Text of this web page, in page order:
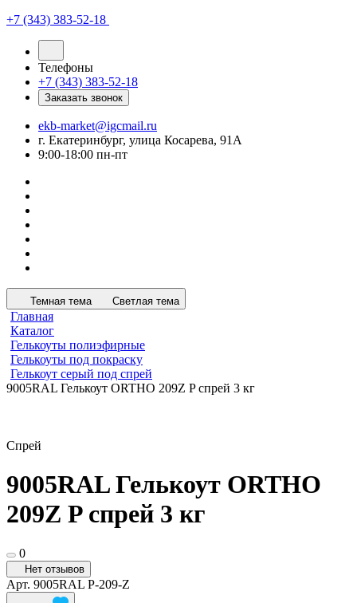
+7 (343) 383-52-18
Телефоны
+7 (343) 383-52-18
Заказать звонок
ekb-market@igcmail.ru
г. Екатеринбург, улица Косарева, 91А
9:00-18:00 пн-пт
Темная тема Светлая тема
Главная
Каталог
Гелькоуты полиэфирные
Гелькоуты под покраску
Гелькоут серый под спрей
9005RAL Гелькоут ORTHO 209Z P спрей 3 кг
Спрей
9005RAL Гелькоут ORTHO
209Z P спрей 3 кг
0
Нет отзывов
Арт. 9005RAL P-209-Z